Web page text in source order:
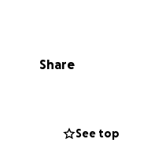
tiene un impacto
que sueña en
Share
See top